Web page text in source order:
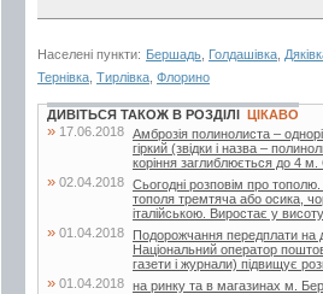
Населені пункти: Бершадь Голдашівка
Тернівка Тирлівка Флорино
ДИВІТЬСЯ ТАКОЖ В РОЗДІЛІ ЦІКАВО
» 17.06.2018 Амброзія полинолиста –
гіркий (звідки і назва –
коріння заглиблюється до 4 м.
» 02.04.2018 Сьогодні розповім про
тополя тремтяча або осика,
італійською. Виростає у
» 01.04.2018
Подорожчання передплати на
Національний оператор
газети і журнали) підвищує
» 01.04.2018 на ринку та в магазинах м.